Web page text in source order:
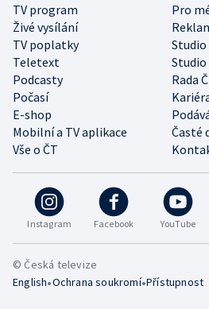
Instagram Facebook YouTube
TV program
Pro
Živé vysílání
TV poplatky
Teletext
Studio
Podcasty
Rada
Počasí
E-shop
Mobilní a TV aplikace
Časté
Vše o ČT
© Česká televize
English•Ochrana soukromí•Přístupnost